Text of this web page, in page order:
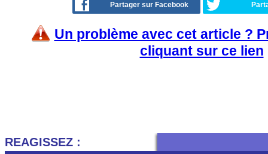
Partager sur Facebook
Un problème avec cet article ?
cliquant sur ce lien
REAGISSEZ :